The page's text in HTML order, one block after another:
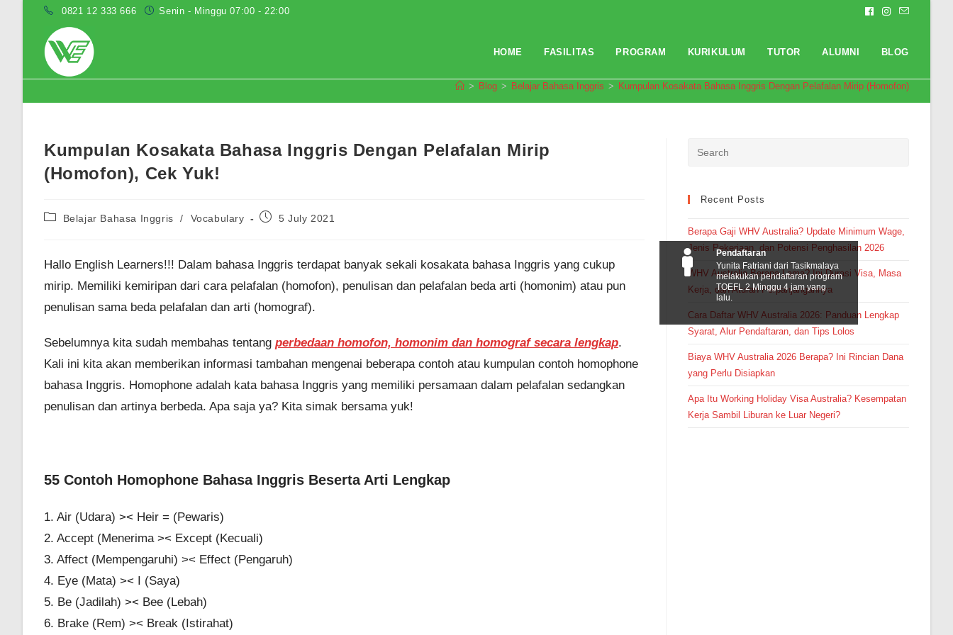
0821 12 333 666 Senin - Minggu 07:00 - 22:00
HOME FASILITAS PROGRAM KURIKULUM TUTOR ALUMNI BLOG
> Blog > Belajar Bahasa Inggris > Kumpulan Kosakata Bahasa Inggris Dengan Pelafalan Mirip (Homofon), Cek Yuk!
Kumpulan Kosakata Bahasa Inggris Dengan Pelafalan Mirip
(Homofon), Cek Yuk!
PostBelajar Bahasa Inggris / Vocabulary
Post5 July 2021
Hallo English Learners!!! Dalam bahasa Inggris terdapat banyak sekali kosakata bahasa Inggris yang cukup
mirip. Memiliki kemiripan dari cara pelafalan (homofon), penulisan dan pelafalan beda arti (homonim) atau pun
penulisan sama beda pelafalan dan arti (homograf).
Sebelumnya kita sudah membahas tentang perbedaan homofon, homonim dan homograf secara lengkap.
Kali ini kita akan memberikan informasi tambahan mengenai beberapa contoh atau kumpulan contoh homophone
bahasa Inggris. Homophone adalah kata bahasa Inggris yang memiliki persamaan dalam pelafalan sedangkan
penulisan dan artinya berbeda. Apa saja ya? Kita simak bersama yuk!
55 Contoh Homophone Bahasa Inggris Beserta Arti Lengkap
1. Air (Udara) >< Heir = (Pewaris)
2. Accept (Menerima >< Except (Kecuali)
3. Affect (Mempengaruhi) >< Effect (Pengaruh)
4. Eye (Mata) >< I (Saya)
5. Be (Jadilah) >< Bee (Lebah)
6. Brake (Rem) >< Break (Istirahat)
Recent Posts
Berapa Gaji WHV Australia? Update Minimum Wage,
Jenis Pekerjaan, dan Potensi Penghasilan 2026
WHV Australia Berapa Lama? Ini Durasi Visa, Masa
Kerja, dan Aturan Perpanjangannya
Cara Daftar WHV Australia 2026: Panduan Lengkap
Syarat, Alur Pendaftaran, dan Tips Lolos
Biaya WHV Australia 2026 Berapa? Ini Rincian Dana
yang Perlu Disiapkan
Apa Itu Working Holiday Visa Australia? Kesempatan
Kerja Sambil Liburan ke Luar Negeri?
Pendaftaran
Yunita Fatriani dari Tasikmalaya
melakukan pendaftaran program
TOEFL 2 Minggu 4 jam yang
lalu.